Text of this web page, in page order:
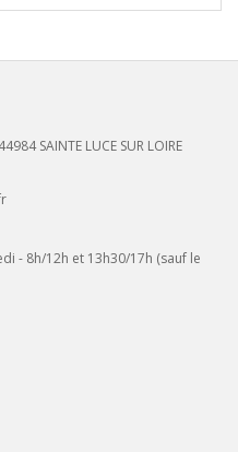
SAINTE LUCE SUR LOIRE
- 8h/12h et 13h30/17h (sauf le